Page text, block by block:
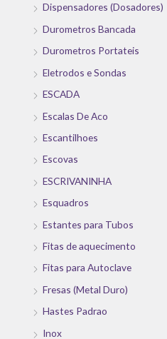
Dispensadores (Dosadores)
Durometros Bancada
Durometros Portateis
Eletrodos e Sondas
ESCADA
Escalas De Aco
Escantilhoes
Escovas
ESCRIVANINHA
Esquadros
Estantes para Tubos
Fitas de aquecimento
Fitas para Autoclave
Fresas (Metal Duro)
Hastes Padrao
Inox